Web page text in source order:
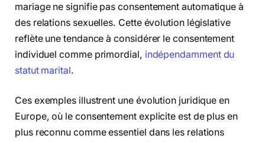
mariage ne signifie pas consentement automatique à
des relations sexuelles. Cette évolution législative
reflète une tendance à considérer le consentement
individuel comme primordial, indépendamment du
statut marital.
Ces exemples illustrent une évolution juridique en
Europe, où le consentement explicite est de plus en
plus reconnu comme essentiel dans les relations